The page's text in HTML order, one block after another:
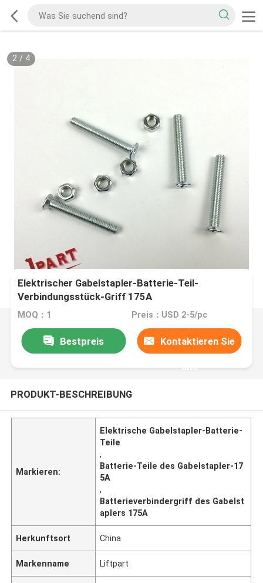
2/ 4
Elektrischer Gabelstapler-Batterie-Teil-
Verbindungsstück-Griff 175A
MOQ：1 Preis：USD 2-5/pc
Bestpreis Kontaktieren Sie
uns
PRODUKT-BESCHREIBUNG
Markieren:
Elektrische Gabelstapler-Batterie-
Teile
,
Batterie-Teile des Gabelstapler-17
5A
,
Batterieverbindergriff des Gabelst
aplers 175A
Herkunftsort China
Markenname Liftpart